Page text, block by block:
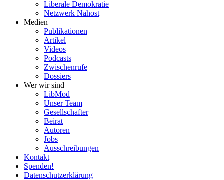
Liberale Demokratie
Netzwerk Nahost
Medien
Publi­ka­tionen
Artikel
Videos
Podcasts
Zwischenrufe
Dossiers
Wer wir sind
LibMod
Unser Team
Gesell­schafter
Beirat
Autoren
Jobs
Ausschrei­bungen
Kontakt
Spenden!
Daten­schutz­er­klärung